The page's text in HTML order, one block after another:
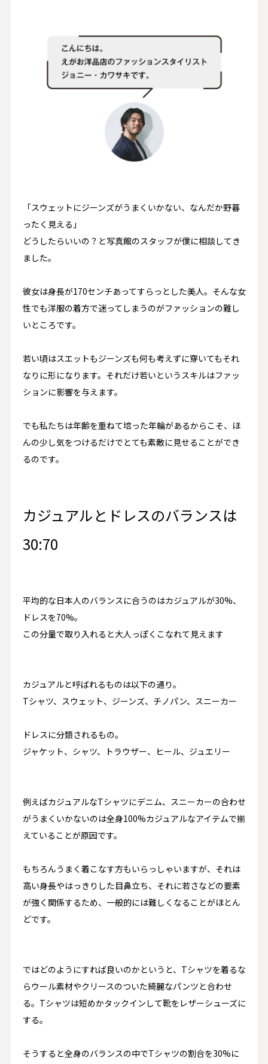
「スウェットにジーンズがうまくいかない、なんだか野暮
ったく見える」
どうしたらいいの？と写真館のスタッフが僕に相談してき
ました。
彼女は身長が170センチあってすらっとした美人。そんな女
性でも洋服の着方で迷ってしまうのがファッションの難し
いところです。
若い頃はスエットもジーンズも何も考えずに穿いてもそれ
なりに形になります。それだけ若いというスキルはファッ
ションに影響を与えます。
でも私たちは年齢を重ねて培った年輪があるからこそ、ほ
んの少し気をつけるだけでとても素敵に見せることができ
るのです。
カジュアルとドレスのバランスは
30:70
平均的な日本人のバランスに合うのはカジュアルが30%、
ドレスを70%。
この分量で取り入れると大人っぽくこなれて見えます
カジュアルと呼ばれるものは以下の通り。
Tシャツ、スウェット、ジーンズ、チノパン、スニーカー
ドレスに分類されるもの。
ジャケット、シャツ、トラウザー、ヒール、ジュエリー
例えばカジュアルなTシャツにデニム、スニーカーの合わせ
がうまくいかないのは全身100%カジュアルなアイテムで揃
えていることが原因です。
もちろんうまく着こなす方もいらっしゃいますが、それは
高い身長やはっきりした目鼻立ち、それに若さなどの要素
が強く関係するため、一般的には難しくなることがほとん
どです。
ではどのようにすれば良いのかというと、 Tシャツを着るな
らウール素材やクリースのついた綺麗なパンツと合わせ
る。 Tシャツは短めかタックインして靴をレザーシューズに
する。
そうすると全身のバランスの中でTシャツの割合を30%に